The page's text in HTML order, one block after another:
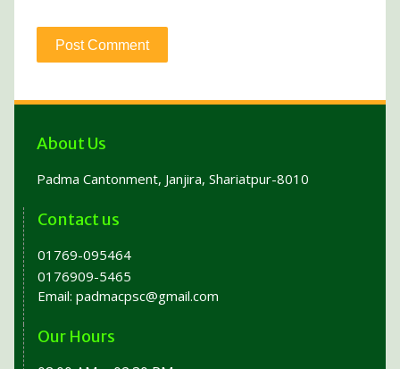
About Us
Padma Cantonment, Janjira, Shariatpur-8010
Contact us
01769-095464
0176909-5465
Email: padmacpsc@gmail.com
Our Hours